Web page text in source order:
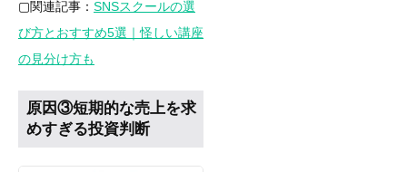
▢関連記事： SNSスクールの選
び方とおすすめ5選｜怪しい講座
の見分け方も
原因③短期的な売上を求
めすぎる投資判断